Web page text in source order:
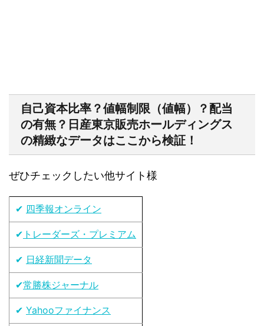
自己資本比率？値幅制限（値幅）？配当
の有無？日産東京販売ホールディングス
の精緻なデータはここから検証！
ぜひチェックしたい他サイト様
✔ 四季報オンライン
✔ トレーダーズ・プレミアム
✔ 日経新聞データ
✔常勝株ジャーナル
✔ Yahooファイナンス